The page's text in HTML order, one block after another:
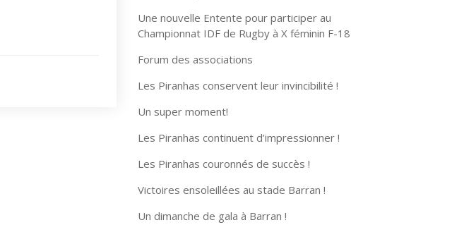
Une nouvelle Entente pour participer au
Championnat IDF de Rugby à X féminin F-18
Forum des associations
Les Piranhas conservent leur invincibilité !
Un super moment!
Les Piranhas continuent d’impressionner !
Les Piranhas couronnés de succès !
Victoires ensoleillées au stade Barran !
Un dimanche de gala à Barran !